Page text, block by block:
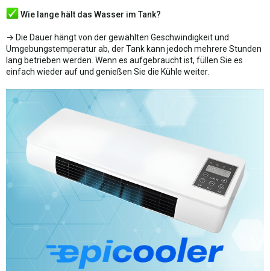
Wie lange hält das Wasser im Tank?
→ Die Dauer hängt von der gewählten Geschwindigkeit und
Umgebungstemperatur ab, der Tank kann jedoch mehrere Stunden
lang betrieben werden. Wenn es aufgebraucht ist, füllen Sie es
einfach wieder auf und genießen Sie die Kühle weiter.